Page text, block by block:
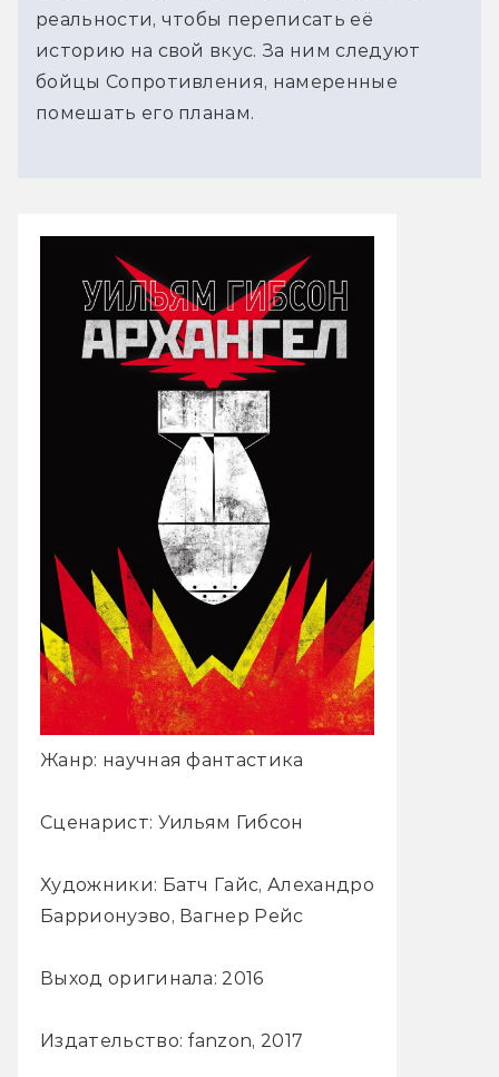
реальности, чтобы переписать её
историю на свой вкус. За ним следуют
бойцы Сопротивления, намеренные
помешать его планам.
Жанр: научная фантастика
Сценарист: Уильям Гибсон
Художники: Батч Гайс, Алехандро
Баррионуэво, Вагнер Рейс
Выход оригинала: 2016
Издательство: fanzon, 2017